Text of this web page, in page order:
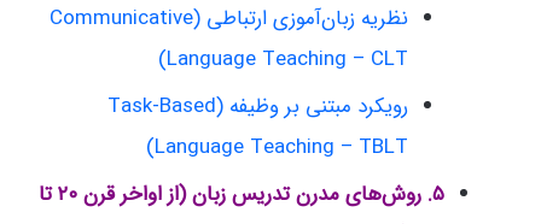
نظریه زبان‌آموزی ارتباطی (Communicative
Language Teaching – CLT)
رویکرد مبتنی بر وظیفه (Task-Based
Language Teaching – TBLT)
۵. روش‌های مدرن تدریس زبان (از اواخر قرن ۲۰ تا